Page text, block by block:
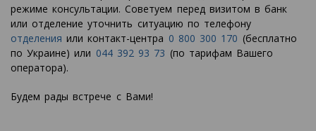
режиме консультации. Советуем перед визитом в банк
или отделение уточнить ситуацию по телефону
отделения или контакт-центра 0 800 300 170 (бесплатно
по Украине) или 044 392 93 73 (по тарифам Вашего
оператора).
Будем рады встрече с Вами!